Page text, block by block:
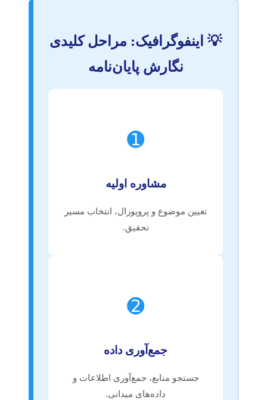
💡 اینفوگرافیک: مراحل کلیدی
نگارش پایان‌نامه
➊
مشاوره اولیه
تعیین موضوع و پروپوزال، انتخاب مسیر
تحقیق.
➋
جمع‌آوری داده
جستجو منابع، جمع‌آوری اطلاعات و
داده‌های میدانی.